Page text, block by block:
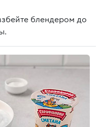
блендером до